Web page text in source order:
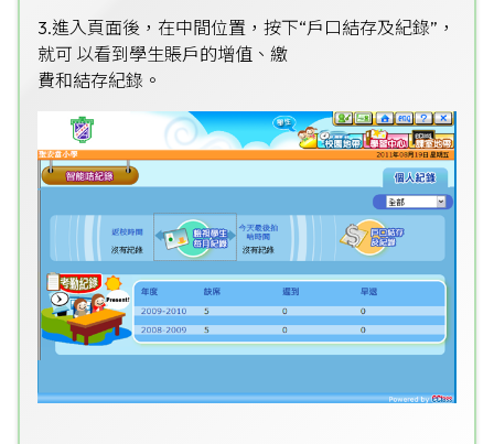
3.進入頁面後，在中間位置，按下“戶口結存及紀錄”，
就可 以看到學生賬戶的增值、繳
費和結存紀錄。